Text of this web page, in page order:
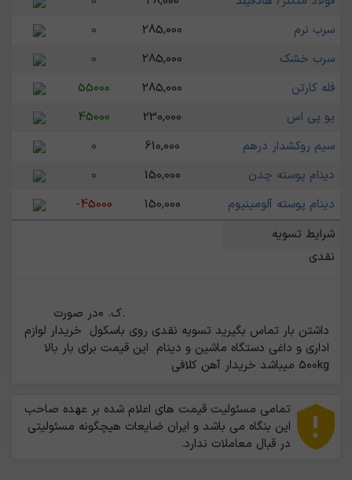
سرب نرم
285,000
0
سرب خشک
285,000
0
فله کارتن
285,000
55000
یو پی اس
230,000
45000
سیم روکشدار درهم
610,000
0
دینام پوسته چدن
150,000
0
دینام پوسته آلومینیوم
150,000
-45000
شرایط تسویه
نقدی
۵۰۰kg میباشد خریدار آهن کلافی
تمامی مسئولیت قیمت های اعلام شده بر عهده صاحب
این بنگاه می باشد و ایران ضایعات هیچگونه مسئولیتی
در قبال معاملات ندارد.